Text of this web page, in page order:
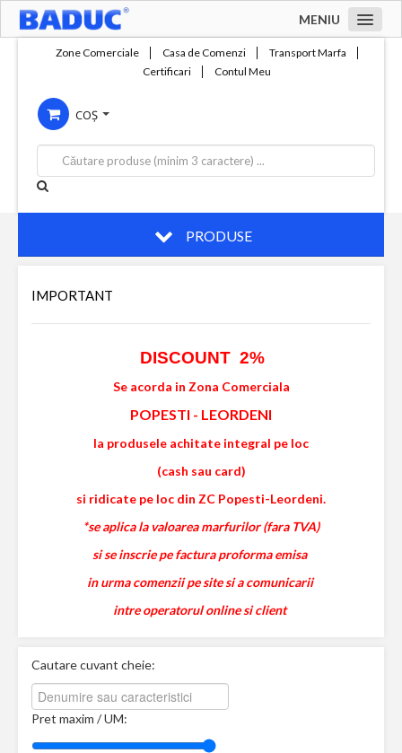
MENIU
Compania
Servicii
Productie
Contact
Zone Comerciale Casa de Comenzi
Transport Marfa
Certificari
Contul Meu
COȘ
PRODUSE
IMPORTANT
DISCOUNT 2%
Se acorda in Zona Comerciala
POPESTI - LEORDENI
la produsele achitate integral pe loc
(cash sau card)
si ridicate pe loc din ZC Popesti-Leordeni.
*se aplica la valoarea marfurilor (fara TVA)
si se inscrie pe factura proforma emisa
in urma comenzii pe site si a comunicarii
intre operatorul online si client
Cautare cuvant cheie:
Pret maxim / UM: